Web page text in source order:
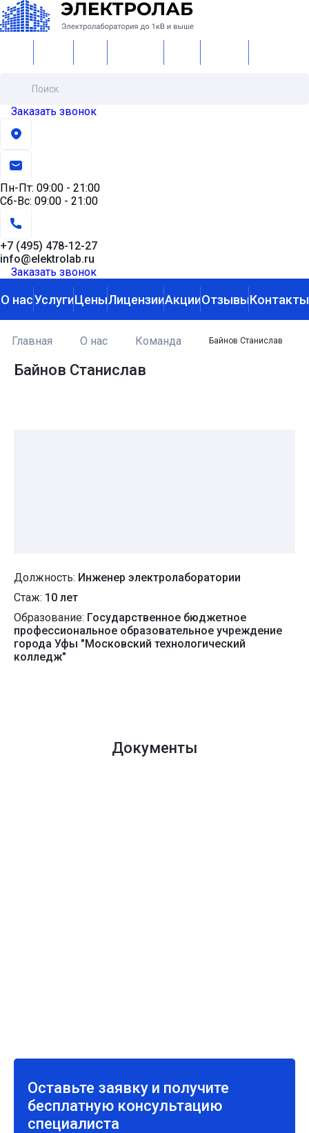
Заказать звонок
Пн-Пт: 09:00 - 21:00
Сб-Вс: 09:00 - 21:00
+7 (495) 478-12-27
info@elektrolab.ru
Заказать звонок
О насУслугиЦеныЛицензииАкцииОтзывыКонтакты
Главная О нас Команда Байнов Станислав
Байнов Станислав
Должность: Инженер электролаборатории
Стаж: 10 лет
Образование: Государственное бюджетное
профессиональное образовательное учреждение
города Уфы "Московский технологический
колледж"
Документы
Оставьте заявку и получите
бесплатную консультацию
специалиста